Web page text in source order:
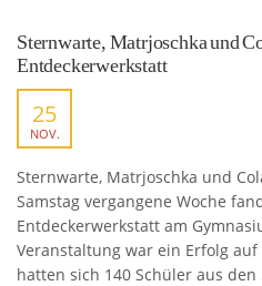
Sternwarte, Matrjoschka und
Entdeckerwerkstatt
25
NOV.
Sternwarte, Matrjoschka und
Samstag vergangene Woche
Entdeckerwerkstatt am
Veranstaltung war ein Erfolg
hatten sich 140 Schüler aus den